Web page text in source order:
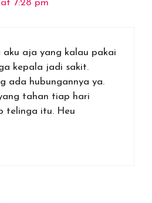
at 7:28 pm
aku aja yang kalau pakai
kepala jadi sakit.
ada hubungannya ya.
tahan tiap hari
telinga itu. Heu